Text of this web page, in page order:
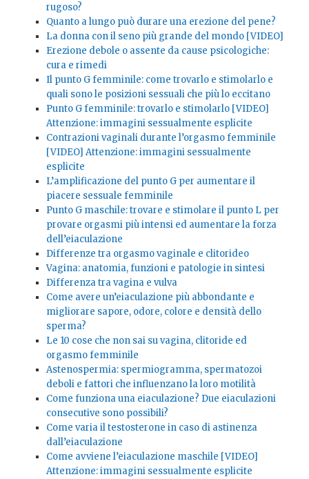
rugoso?
Quanto a lungo può durare una erezione del pene?
La donna con il seno più grande del mondo [VIDEO]
Erezione debole o assente da cause psicologiche:
cura e rimedi
Il punto G femminile: come trovarlo e stimolarlo e
quali sono le posizioni sessuali che più lo eccitano
Punto G femminile: trovarlo e stimolarlo [VIDEO]
Attenzione: immagini sessualmente esplicite
Contrazioni vaginali durante l’orgasmo femminile
[VIDEO] Attenzione: immagini sessualmente
esplicite
L’amplificazione del punto G per aumentare il
piacere sessuale femminile
Punto G maschile: trovare e stimolare il punto L per
provare orgasmi più intensi ed aumentare la forza
dell’eiaculazione
Differenze tra orgasmo vaginale e clitorideo
Vagina: anatomia, funzioni e patologie in sintesi
Differenza tra vagina e vulva
Come avere un’eiaculazione più abbondante e
migliorare sapore, odore, colore e densità dello
sperma?
Le 10 cose che non sai su vagina, clitoride ed
orgasmo femminile
Astenospermia: spermiogramma, spermatozoi
deboli e fattori che influenzano la loro motilità
Come funziona una eiaculazione? Due eiaculazioni
consecutive sono possibili?
Come varia il testosterone in caso di astinenza
dall’eiaculazione
Come avviene l’eiaculazione maschile [VIDEO]
Attenzione: immagini sessualmente esplicite